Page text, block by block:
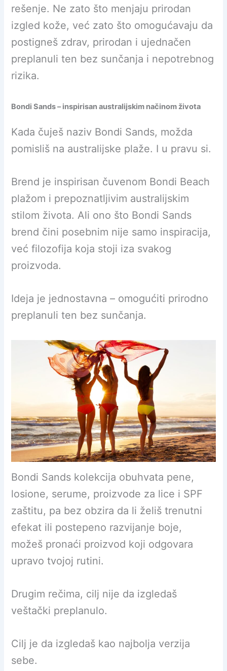
rešenje. Ne zato što menjaju prirodan
izgled kože, već zato što omogućavaju da
postigneš zdrav, prirodan i ujednačen
preplanuli ten bez sunčanja i nepotrebnog
rizika.
Bondi Sands – inspirisan australijskim načinom života
Kada čuješ naziv Bondi Sands, možda
pomisliš na australijske plaže. I u pravu si.
Brend je inspirisan čuvenom Bondi Beach
plažom i prepoznatljivim australijskim
stilom života. Ali ono što Bondi Sands
brend čini posebnim nije samo inspiracija,
već filozofija koja stoji iza svakog
proizvoda.
Ideja je jednostavna – omogućiti prirodno
preplanuli ten bez sunčanja.
Bondi Sands kolekcija obuhvata pene,
losione, serume, proizvode za lice i SPF
zaštitu, pa bez obzira da li želiš trenutni
efekat ili postepeno razvijanje boje,
možeš pronaći proizvod koji odgovara
upravo tvojoj rutini.
Drugim rečima, cilj nije da izgledaš
veštački preplanulo.
Cilj je da izgledaš kao najbolja verzija
sebe.